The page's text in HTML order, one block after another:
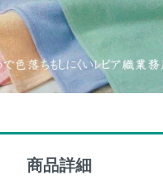
商品詳細